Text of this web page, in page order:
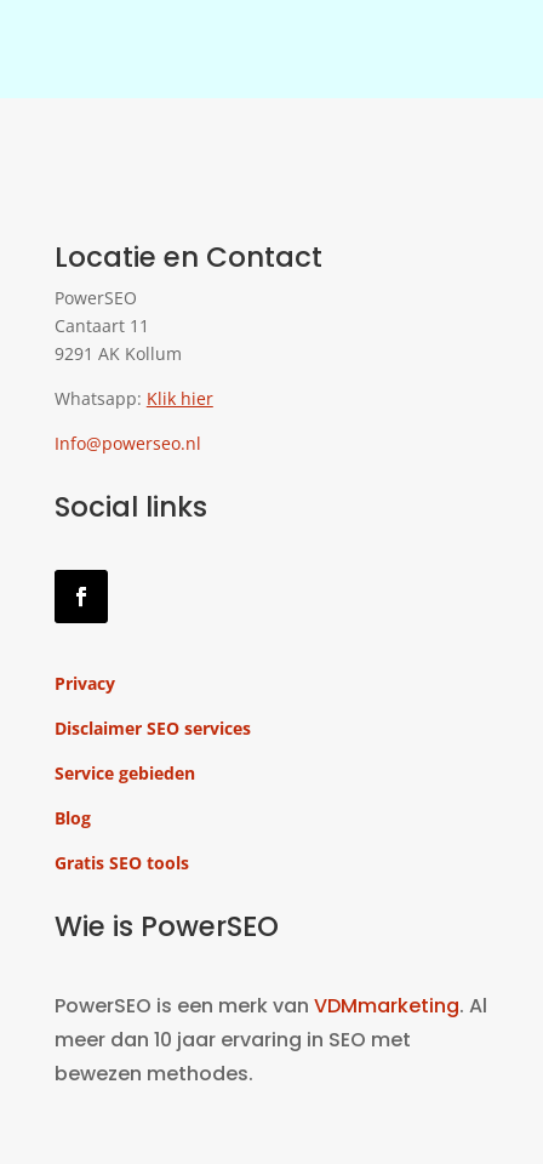
Locatie en Contact
PowerSEO
Cantaart 11
9291 AK Kollum
Whatsapp: Klik hier
Info@powerseo.nl
Social links
Privacy
Disclaimer SEO services
Service gebieden
Blog
Gratis SEO tools
Wie is PowerSEO
PowerSEO is een merk van VDMmarketing. Al
meer dan 10 jaar ervaring in SEO met
bewezen methodes.